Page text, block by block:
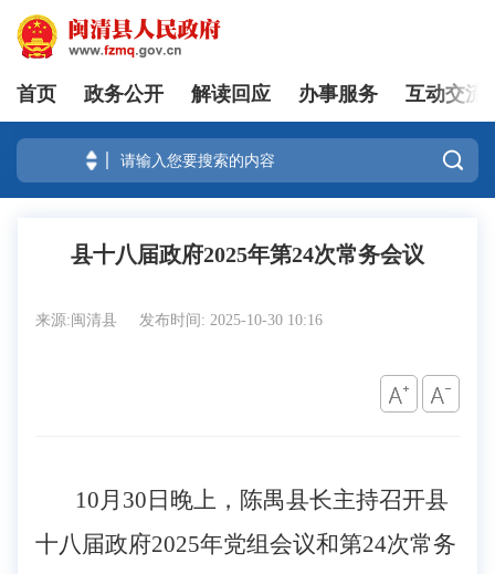
登录
首页 政务公开 解读回应 办事服务 互动交流

县十八届政府2025年第24次常务会议
来源:闽清县 发布时间: 2025-10-30 10:16
10月 30 日 晚上 ， 陈禺县长主持召开县
十八届政府2025年党组会议和第24次常务